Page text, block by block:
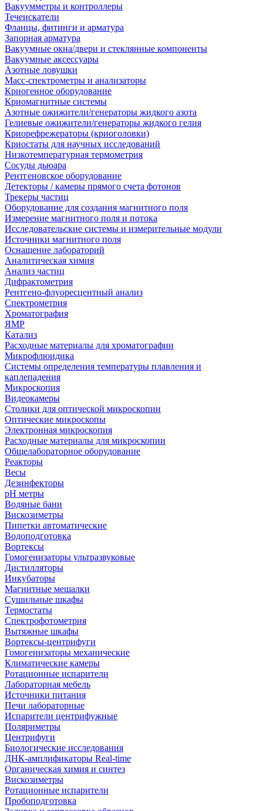
Вакуумметры и контроллеры
Течеискатели
Фланцы, фитинги и арматура
Запорная арматура
Вакуумные окна/двери и стеклянные компоненты
Вакуумные аксессуары
Азотные ловушки
Масс-спектрометры и анализаторы
Криогенное оборудование
Криомагнитные системы
Азотные ожижители/генераторы жидкого азота
Гелиевые ожижители/генераторы жидкого гелия
Криорефрежераторы (криоголовки)
Криостаты для научных исследований
Низкотемпературная термометрия
Сосуды дьюара
Рентгеновское оборудование
Детекторы / камеры прямого счета фотонов
Трекеры частиц
Оборудование для создания магнитного поля
Измерение магнитного поля и потока
Исследовательские системы и измерительные модули
Источники магнитного поля
Оснащение лабораторий
Аналитическая химия
Анализ частиц
Дифрактометрия
Рентгено-флуоресцентный анализ
Спектрометрия
Хроматография
ЯМР
Катализ
Расходные материалы для хроматографии
Микрофлюидика
Системы определения температуры плавления и
каплепадения
Микроскопия
Видеокамеры
Столики для оптической микроскопии
Оптические микроскопы
Электронная микроскопия
Расходные материалы для микроскопии
Общелабораторное оборудование
Реакторы
Весы
Дезинфекторы
рН метры
Водяные бани
Вискозиметры
Пипетки автоматические
Водоподготовка
Вортексы
Гомогенизаторы ультразвуковые
Дистилляторы
Инкубаторы
Магнитные мешалки
Сушильные шкафы
Термостаты
Спектрофотометрия
Вытяжные шкафы
Вортексы-центрифуги
Гомогенизаторы механические
Климатические камеры
Ротационные испарители
Лабораторная мебель
Источники питания
Печи лабораторные
Испарители центрифужные
Поляриметры
Центрифуги
Биологические исследования
ДНК-амплификаторы Real-time
Органическая химия и синтез
Вискозиметры
Ротационные испарители
Пробоподготовка